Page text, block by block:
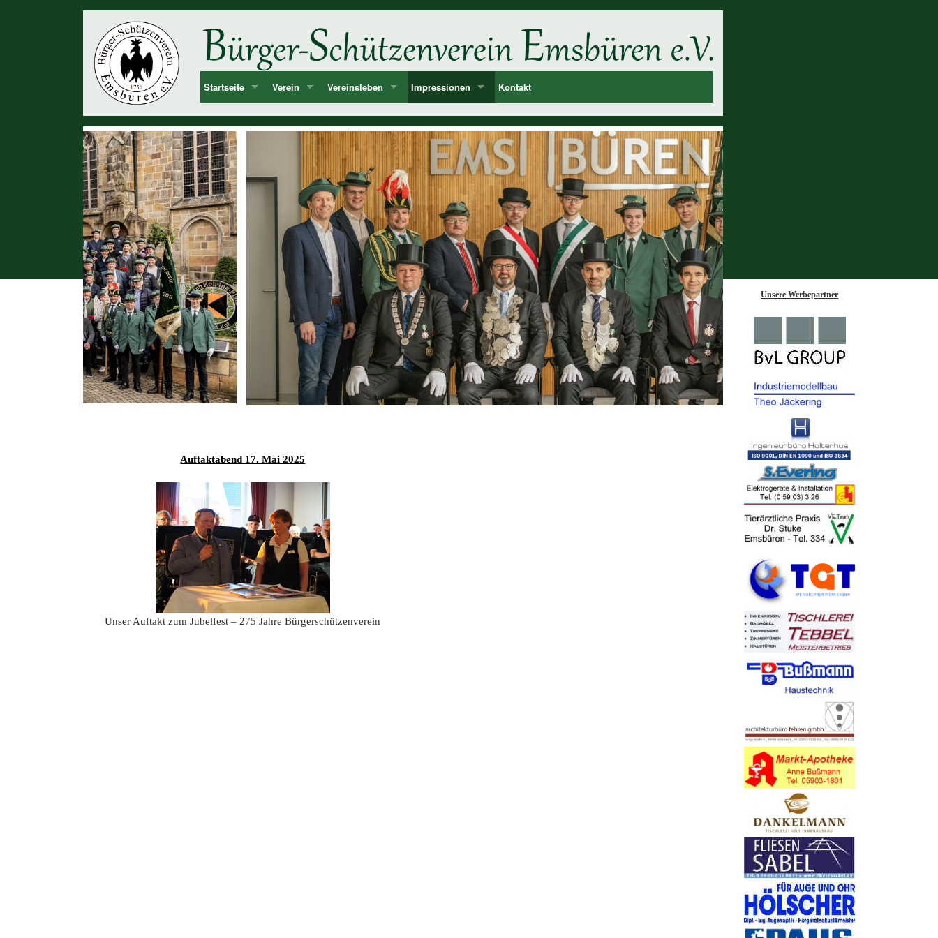
Startseite
Bekanntmachung & Termine
über uns
Dorf Emsbüren
Verein
Vorstand
Mitglieder
Junggesellen
Chronologie der Könige und Ämter
Vereinshistorie ab 1750
Vereinsleben
Unsere Feste und Veranstaltungen
Musik - Lieder - passende Worte PANIK-Orchester
Impressionen
2026
2025
2023
2022
2021
2020
2019
2018
2017
Kontakt
Auftaktabend 17. Mai 2025
Unser Auftakt zum Jubelfest – 275 Jahre Bürgerschützenverein
Unsere Werbepartner